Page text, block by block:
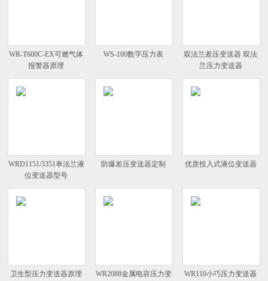
WR-T600C-EX可燃气体
报警器原理
WS-100数字压力表
双法兰差压变送器 双法
兰压力变送器
WRD1151/3351单法兰液
位变送器型号
防爆差压变送器定制 优质投入式液位变送器
卫生型压力变送器原理
WR2088金属电容压力变
WR110小巧压力变送器